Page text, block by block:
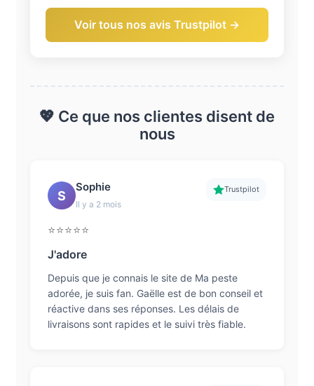
Voir tous nos avis Trustpilot →
💖 Ce que nos clientes disent de
nous
S
Sophie
Il y a 2 mois
Trustpilot
⭐⭐⭐⭐⭐
J'adore
Depuis que je connais le site de Ma peste
adorée, je suis fan. Gaëlle est de bon conseil et
réactive dans ses réponses. Les délais de
livraisons sont rapides et le suivi très fiable.